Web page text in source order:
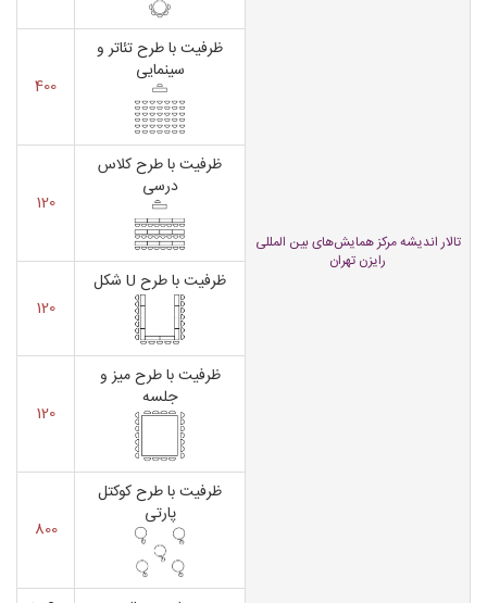
تالار اندیشه مرکز همایش‌های بین المللی
رایزن تهران
ظرفیت با طرح تئاتر و
سینمایی
400
ظرفیت با طرح کلاس
درسی
120
ظرفیت با طرح U شکل
120
ظرفیت با طرح میز و
جلسه
120
ظرفیت با طرح کوکتل
پارتی
800